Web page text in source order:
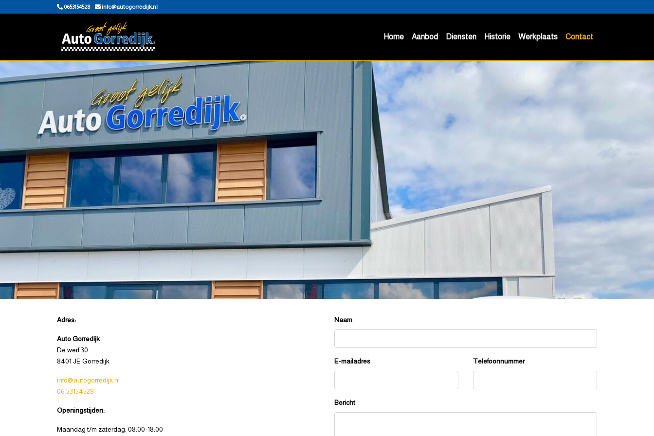
0653154528 info@autogorredijk.nl
Home Aanbod Diensten Historie Werkplaats Contact
Adres:
Auto Gorredijk
De werf 30
8401 JE Gorredijk
info@autogorredijk.nl
06 53154528
Openingstijden:
Maandag t/m zaterdag: 08:00-18:00
Naam
E-mailadres Telefoonnummer
Bericht